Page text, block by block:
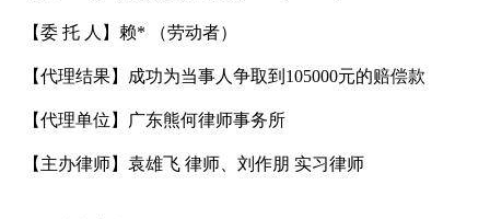
【委 托 人】 赖* （劳动者）
【代理结果】 成功为当事人争取到105000元的赔偿款
【代理单位】 广东熊何律师事务所
【主办律师】 袁雄飞 律师、刘作朋 实习律师